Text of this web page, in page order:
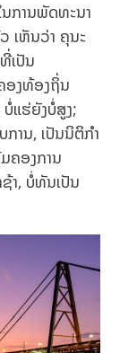
ການພັດທະນາ
ເຫັນວ່າ ຄຸນະ
ເປັນ
ອງທ້ອງຖິ່ນ
ແຮ່ຍັງບໍ່ສູງ;
ານ, ເປັນນິຕິກຳ
ຄອງການ
າ, ບໍ່ທັນເປັນ